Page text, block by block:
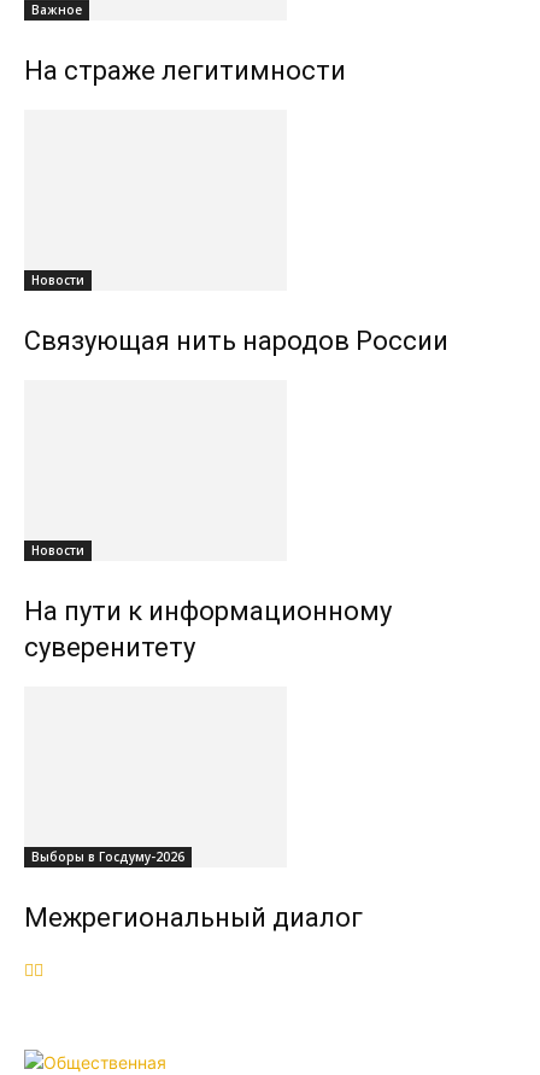
Важное
На страже легитимности
Новости
Связующая нить народов России
Новости
На пути к информационному
суверенитету
Выборы в Госдуму-2026
Межрегиональный диалог